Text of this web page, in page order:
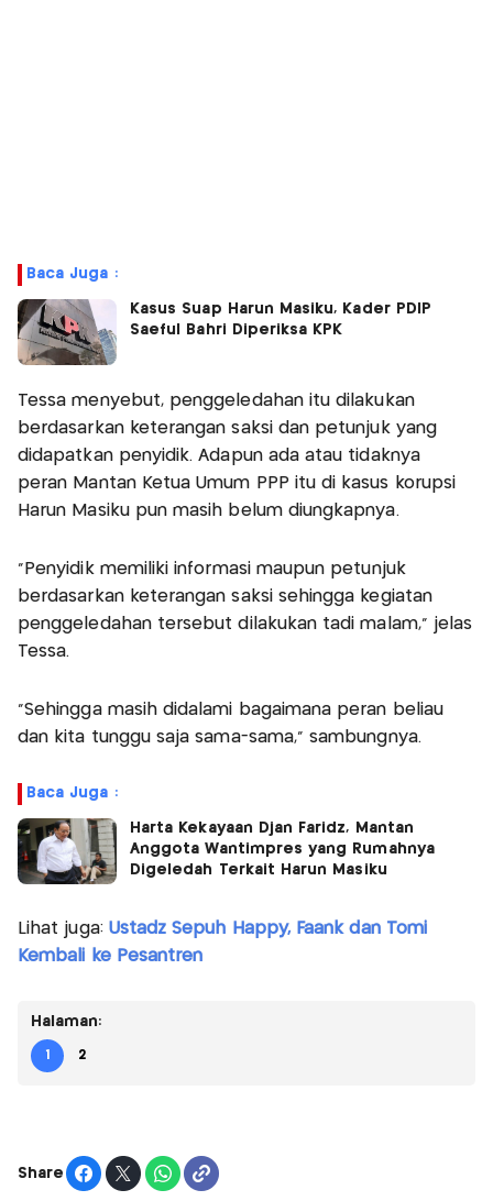
Baca Juga :
Kasus Suap Harun Masiku, Kader PDIP
Saeful Bahri Diperiksa KPK
Tessa menyebut, penggeledahan itu dilakukan
berdasarkan keterangan saksi dan petunjuk yang
didapatkan penyidik. Adapun ada atau tidaknya
peran Mantan Ketua Umum PPP itu di kasus korupsi
Harun Masiku pun masih belum diungkapnya.
"Penyidik memiliki informasi maupun petunjuk
berdasarkan keterangan saksi sehingga kegiatan
penggeledahan tersebut dilakukan tadi malam," jelas
Tessa.
"Sehingga masih didalami bagaimana peran beliau
dan kita tunggu saja sama-sama," sambungnya.
Baca Juga :
Harta Kekayaan Djan Faridz, Mantan
Anggota Wantimpres yang Rumahnya
Digeledah Terkait Harun Masiku
Lihat juga: Ustadz Sepuh Happy, Faank dan Tomi
Kembali ke Pesantren
Halaman:
1 2
Share